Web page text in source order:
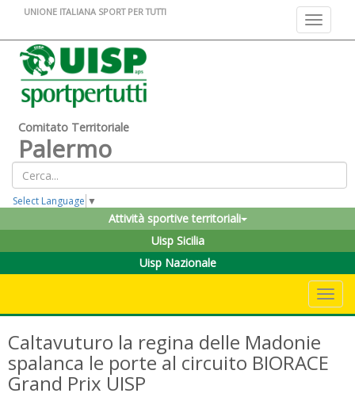
Toggle
UNIONE ITALIANA SPORT PER TUTTI
Comitato Territoriale
Palermo
Select Language ▼
Attività sportive territoriali
Uisp Sicilia
Uisp Nazionale
Caltavuturo la regina delle Madonie
spalanca le porte al circuito BIORACE
Grand Prix UISP